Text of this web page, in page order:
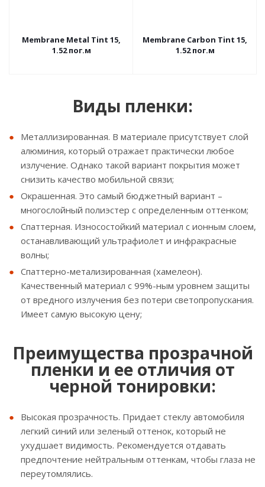
Membrane Metal Tint 15,
1.52 пог.м
Membrane Carbon Tint 15,
1.52 пог.м
Виды пленки:
Металлизированная. В материале присутствует слой
алюминия, который отражает практически любое
излучение. Однако такой вариант покрытия может
снизить качество мобильной связи;
Окрашенная. Это самый бюджетный вариант –
многослойный полиэстер с определенным оттенком;
Спаттерная. Износостойкий материал с ионным слоем,
останавливающий ультрафиолет и инфракрасные
волны;
Спаттерно-метализированная (хамелеон).
Качественный материал с 99%-ным уровнем защиты
от вредного излучения без потери светопропускания.
Имеет самую высокую цену;
Преимущества прозрачной
пленки и ее отличия от
черной тонировки:
Высокая прозрачность. Придает стеклу автомобиля
легкий синий или зеленый оттенок, который не
ухудшает видимость. Рекомендуется отдавать
предпочтение нейтральным оттенкам, чтобы глаза не
переутомлялись.